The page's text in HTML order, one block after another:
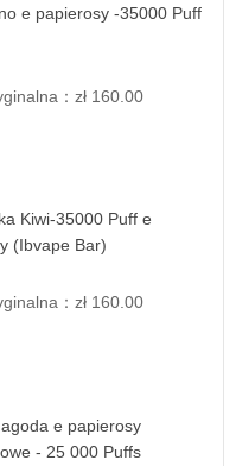
e papierosy -35000 Puff
：zł 160.00
Kiwi-35000 Puff e
(Ibvape Bar)
：zł 160.00
e papierosy
- 25 000 Puffs